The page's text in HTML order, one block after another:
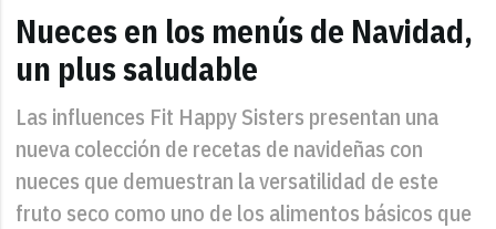
Nueces en los menús de Navidad,
un plus saludable
Las influences Fit Happy Sisters presentan una
nueva colección de recetas de navideñas con
nueces que demuestran la versatilidad de este
fruto seco como uno de los alimentos básicos que